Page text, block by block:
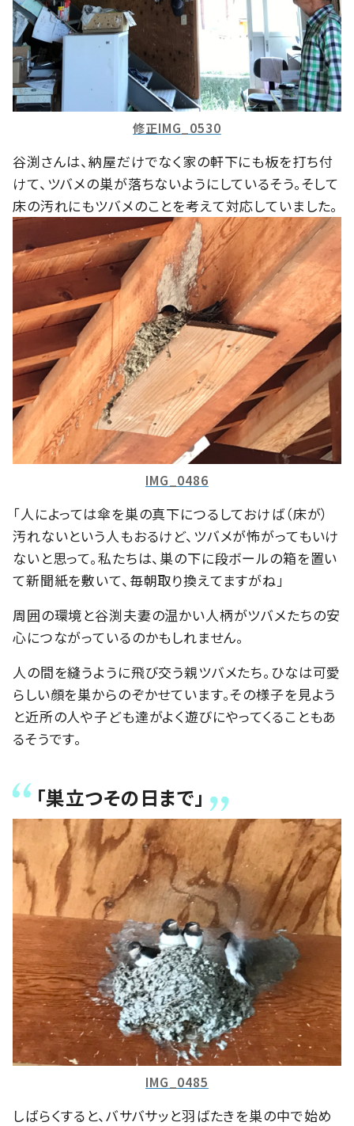
修正IMG_0530
谷渕さんは、納屋だけでなく家の軒下にも板を打ち付
けて、ツバメの巣が落ちないようにしているそう。そして
床の汚れにもツバメのことを考えて対応していました。
IMG_0486
「人によっては傘を巣の真下につるしておけば（床が）
汚れないという人もおるけど、ツバメが怖がってもいけ
ないと思って。私たちは、巣の下に段ボールの箱を置い
て新聞紙を敷いて、毎朝取り換えてますがね」
周囲の環境と谷渕夫妻の温かい人柄がツバメたちの安
心につながっているのかもしれません。
人の間を縫うように飛び交う親ツバメたち。ひなは可愛
らしい顔を巣からのぞかせています。その様子を見よう
と近所の人や子ども達がよく遊びにやってくることもあ
るそうです。
「巣立つその日まで」
IMG_0485
しばらくすると、バサバサッと羽ばたきを巣の中で始め